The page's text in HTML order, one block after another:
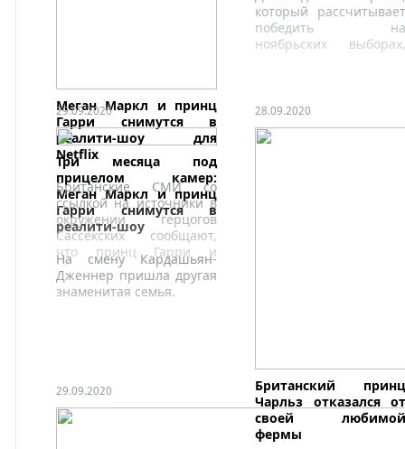
Меган Маркл и принц
Гарри снимутся в
реалити-шоу для
Netflix
Британские СМИ со
ссылкой на источники в
окружении герцогов
Сассекских сообщают,
что принц Гарри и
Меган Маркл
согласились на съемки в
новом реалити-шоу для
который рассчитывает
победить на
ноябрьских выборах,
29.09.2020
Три месяца под
прицелом камер:
Меган Маркл и принц
Гарри снимутся в
реалити-шоу
На смену Кардашьян-
Дженнер пришла другая
знаменитая семья.
29.09.2020
28.09.2020
Британский принц
Чарльз отказался от
своей любимой
фермы